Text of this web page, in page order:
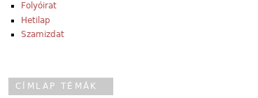
Folyóirat
Hetilap
Szamizdat
CÍMLAP TÉMÁK